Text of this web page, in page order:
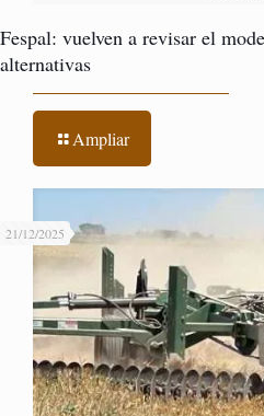
Fespal: vuelven a revisar el
alternativas
Ampliar
21/12/2025